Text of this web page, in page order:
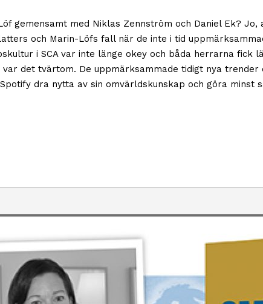
gemensamt med Niklas Zennström och Daniel Ek?
och Marin-Löfs fall när de inte i tid
i SCA var inte länge okey och båda herrarna fick
det tvärtom. De uppmärksammade tidigt nya
dra nytta av sin omvärldskunskap och göra minst